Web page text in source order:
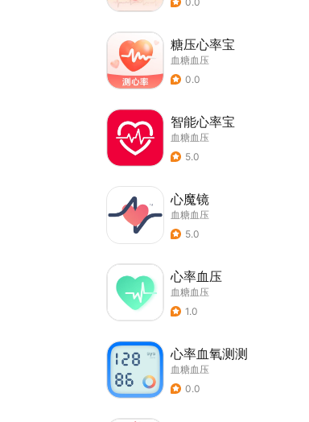
糖压心率宝
血糖血压
0.0
智能心率宝
血糖血压
5.0
心魔镜
血糖血压
5.0
心率血压
血糖血压
1.0
心率血氧测测
血糖血压
0.0